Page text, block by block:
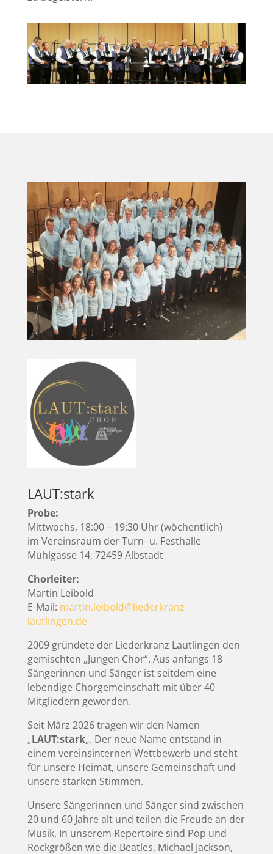
LAUT:stark
Probe:
Mittwochs, 18:00 – 19:30 Uhr (wöchentlich)
im Vereinsraum der Turn- u. Festhalle
Mühlgasse 14, 72459 Albstadt
Chorleiter:
Martin Leibold
E-Mail: martin.leibold@liederkranz-
lautlingen.de
2009 gründete der Liederkranz Lautlingen den
gemischten „Jungen Chor“. Aus anfangs 18
Sängerinnen und Sänger ist seitdem eine
lebendige Chorgemeinschaft mit über 40
Mitgliedern geworden.
Seit März 2026 tragen wir den Namen
„LAUT:stark„. Der neue Name entstand in
einem vereinsinternen Wettbewerb und steht
für unsere Heimat, unsere Gemeinschaft und
unsere starken Stimmen.
Unsere Sängerinnen und Sänger sind zwischen
20 und 60 Jahre alt und teilen die Freude an der
Musik. In unserem Repertoire sind Pop und
Rockgrößen wie die Beatles, Michael Jackson,